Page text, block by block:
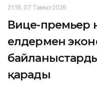
21:18, 07 Тамыз 2026
Вице-премьер
елдермен
қарады